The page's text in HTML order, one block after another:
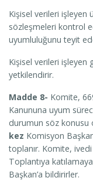
Kişisel verileri işleyen
sözleşmeleri kontrol
uyumluluğunu teyit
Kişisel verileri işleyen
yetkilendirir.
Madde 8- Komite,
Kanununa uyum
durumun söz konusu
kez Komisyon
toplanır. Komite,
Toplantıya
Başkan’a bildirirler.